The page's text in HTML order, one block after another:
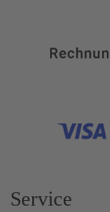
Service